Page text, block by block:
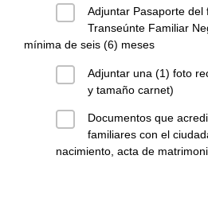
Adjuntar Pasaporte del
Transeúnte Familiar
mínima de seis (6) meses
Adjuntar una (1) foto
y tamaño carnet)
Documentos que
familiares con el
nacimiento, acta de